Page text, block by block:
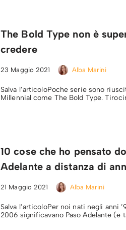
The Bold Type non è
credere
23 Maggio 2021 Alba Marini
Salva l’articoloPoche serie sono
Millennial come The Bold Type.
10 cose che ho pensato
Adelante a distanza di
21 Maggio 2021 Alba Marini
Salva l’articoloPer noi nati negli anni
2006 significavano Paso Adelante (e